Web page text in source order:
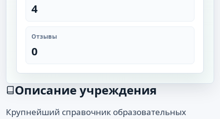
4
Отзывы
0
Описание учреждения
Крупнейший справочник образовательных